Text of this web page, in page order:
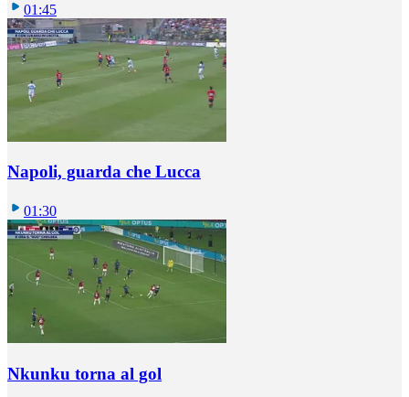
01:45
Napoli, guarda che Lucca
01:30
Nkunku torna al gol